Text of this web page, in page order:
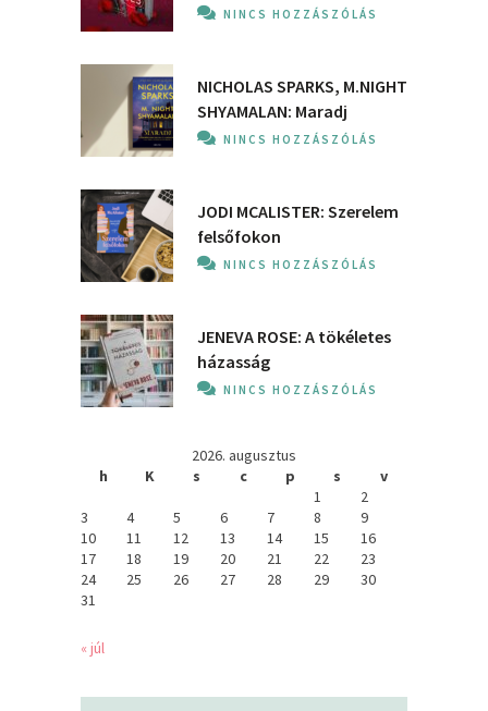
NINCS HOZZÁSZÓLÁS
NICHOLAS SPARKS, M.NIGHT
SHYAMALAN: Maradj
NINCS HOZZÁSZÓLÁS
JODI MCALISTER: Szerelem
felsőfokon
NINCS HOZZÁSZÓLÁS
JENEVA ROSE: A ​tökéletes
házasság
NINCS HOZZÁSZÓLÁS
2026. augusztus
h
K s c p s
v
1
2
3
4 5 6 7 8
9
10
11 12 13 14 15
16
17
18 19 20 21 22
23
24
25 26 27 28 29
30
31
« júl